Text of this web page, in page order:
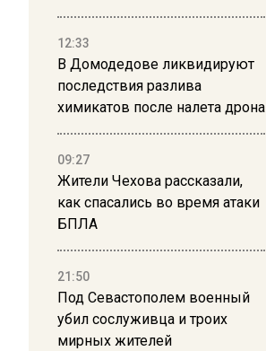
12:33
В Домодедове ликвидируют
последствия разлива
химикатов после налета дрона
09:27
Жители Чехова рассказали,
как спасались во время атаки
БПЛА
21:50
Под Севастополем военный
убил сослуживца и троих
мирных жителей